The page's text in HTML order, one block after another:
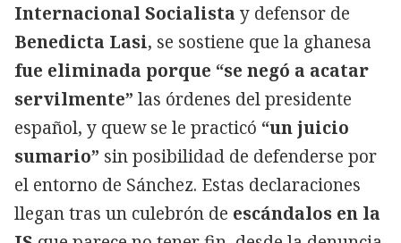
Internacional Socialista y defensor de
Benedicta Lasi, se sostiene que la ghanesa
fue eliminada porque “se negó a acatar
servilmente” las órdenes del presidente
español, y quew se le practicó “un juicio
sumario” sin posibilidad de defenderse por
el entorno de Sánchez. Estas declaraciones
llegan tras un culebrón de escándalos en la